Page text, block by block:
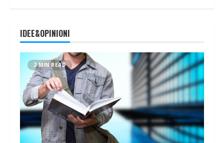
IDEE&OPINIONI
2 MIN READ